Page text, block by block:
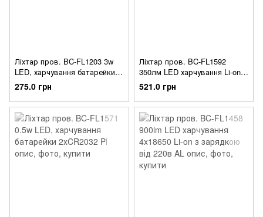
Ліхтар пров. BC-FL1203 3w
LED, харчування батарейки
3хААА з унив. крепл. Pl
275.0 грн
Ліхтар пров. BC-FL1592
350лм LED харчування Li-on
1800mAh з ел дзвінком USB
Pl
521.0 грн